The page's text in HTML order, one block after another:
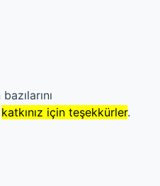
katkınız için teşekkürler.